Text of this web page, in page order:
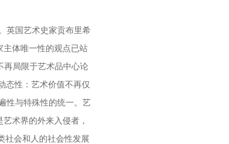
英国艺术史家贡布里希
主体唯一性的观点已站
再局限于艺术品中心论
态性：艺术价值不再仅
性与特殊性的统一。艺
术界的外来入侵者，
社会和人的社会性发展